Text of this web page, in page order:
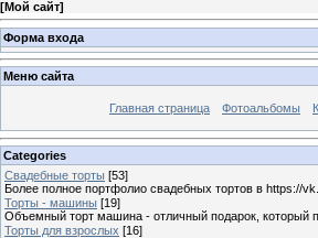
[Мой сайт]
Форма входа
Меню сайта
Главная страница Фотоальбомы
Categories
Свадебные торты [53]
Более полное портфолио свадебных тортов в https://
Торты - машины [19]
Объемный торт машина - отличный подарок, который
Торты для взрослых [16]